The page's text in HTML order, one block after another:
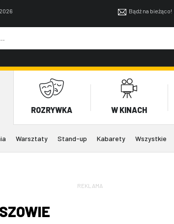
Bądź na bieżąco!
ROZRYWKA W KINACH
Warsztaty Stand-up Kabarety Wszystkie
REKLAMA